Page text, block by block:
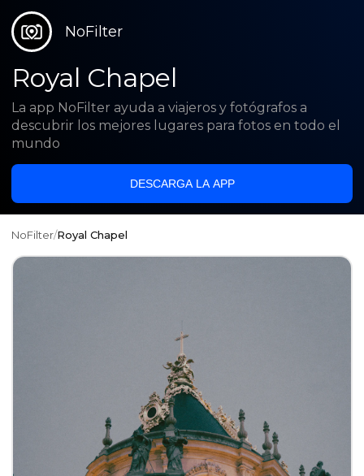
NoFilter
Royal Chapel
La app NoFilter ayuda a viajeros y fotógrafos a
descubrir los mejores lugares para fotos en todo el
mundo
DESCARGA LA APP
NoFilter/Royal Chapel